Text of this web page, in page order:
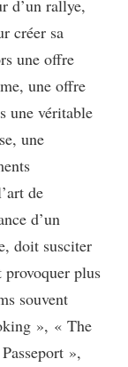
d’un rallye,
créer sa
une offre
une offre
une véritable
une
de
d’un
doit susciter
provoquer plus
souvent
», « The
»,